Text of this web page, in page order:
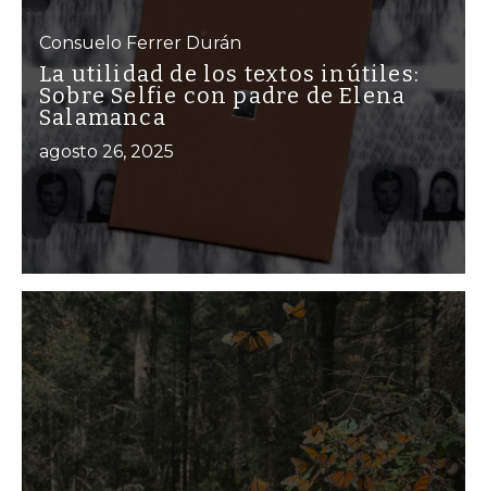
Consuelo Ferrer Durán
La utilidad de los textos inútiles:
Sobre Selfie con padre de Elena
Salamanca
agosto 26, 2025